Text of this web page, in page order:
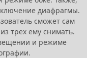
диафрагмы.
сможет сам
трех ему снимать.
и режиме